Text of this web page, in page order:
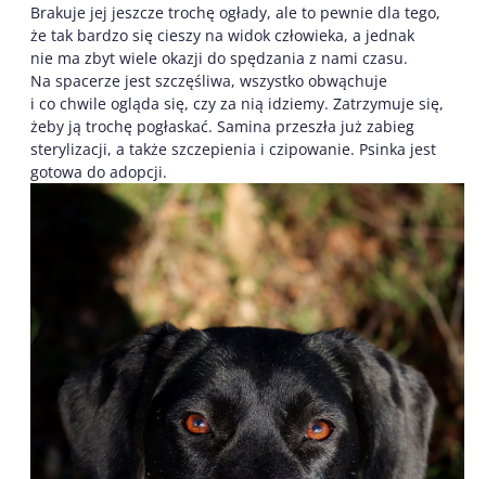
Brakuje jej jeszcze trochę ogłady, ale to pewnie dla tego,
że tak bardzo się cieszy na widok człowieka, a jednak
nie ma zbyt wiele okazji do spędzania z nami czasu.
Na spacerze jest szczęśliwa, wszystko obwąchuje
i co chwile ogląda się, czy za nią idziemy. Zatrzymuje się,
żeby ją trochę pogłaskać. Samina przeszła już zabieg
sterylizacji, a także szczepienia i czipowanie. Psinka jest
gotowa do adopcji.